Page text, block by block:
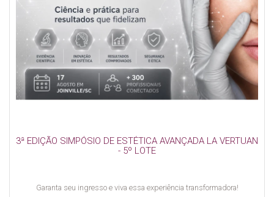
3ª EDIÇÃO SIMPÓSIO DE ESTÉTICA AVANÇADA LA VERTUAN
- 5º LOTE
Garanta seu ingresso e viva essa experiência transformadora!